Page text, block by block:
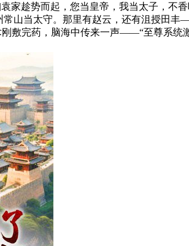
家趁势而起，您当皇帝，我当太子，不
常山当太守。那里有赵云，还有沮授田
敷完药，脑海中传来一声——“至尊系统